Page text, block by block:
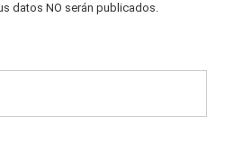
datos NO serán publicados.